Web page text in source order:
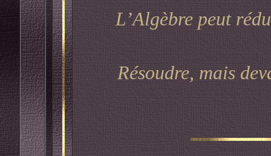
L’Algèbre peut
Résoudre, mais